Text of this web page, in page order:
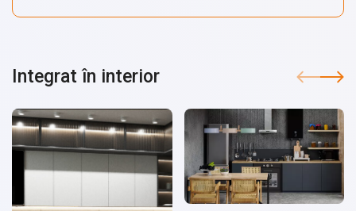
Integrat în interior